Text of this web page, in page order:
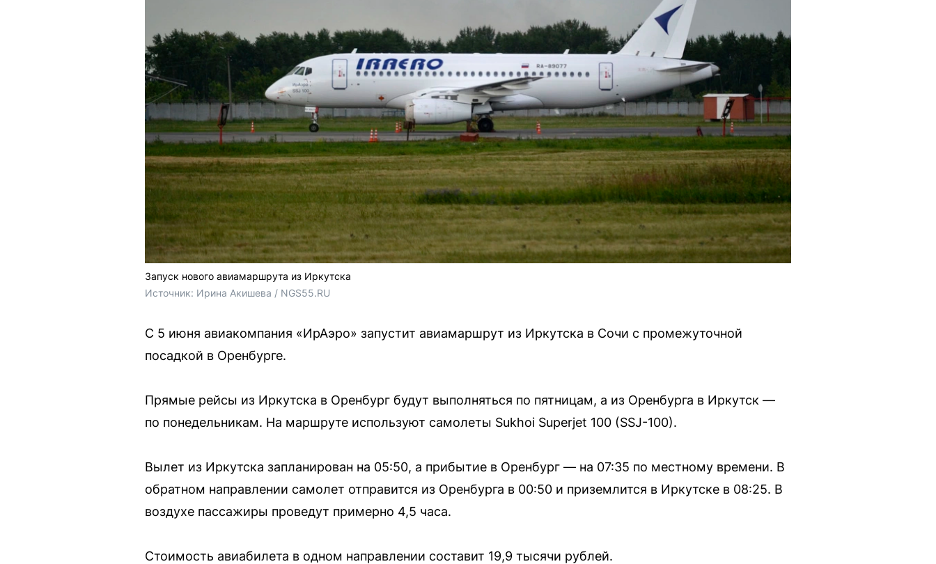
Запуск нового авиамаршрута из Иркутска
Источник: Ирина Акишева / NGS55.RU
С 5 июня авиакомпания «ИрАэро» запустит авиамаршрут из Иркутска в Сочи с промежуточной
посадкой в Оренбурге.
Прямые рейсы из Иркутска в Оренбург будут выполняться по пятницам, а из Оренбурга в Иркутск —
по понедельникам. На маршруте используют самолеты Sukhoi Superjet 100 (SSJ-100).
Вылет из Иркутска запланирован на 05:50, а прибытие в Оренбург — на 07:35 по местному времени. В
обратном направлении самолет отправится из Оренбурга в 00:50 и приземлится в Иркутске в 08:25. В
воздухе пассажиры проведут примерно 4,5 часа.
Стоимость авиабилета в одном направлении составит 19,9 тысячи рублей.